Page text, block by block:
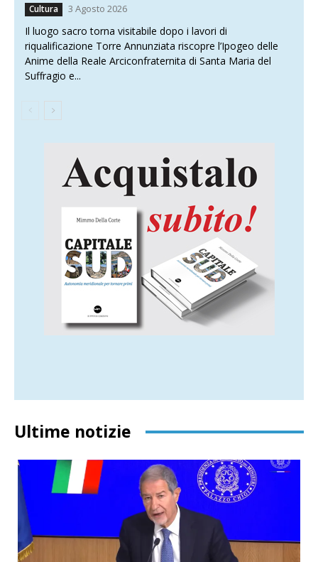
Cultura 3 Agosto 2026
Il luogo sacro torna visitabile dopo i lavori di
riqualificazione Torre Annunziata riscopre l’Ipogeo delle
Anime della Reale Arciconfraternita di Santa Maria del
Suffragio e...
Ultime notizie